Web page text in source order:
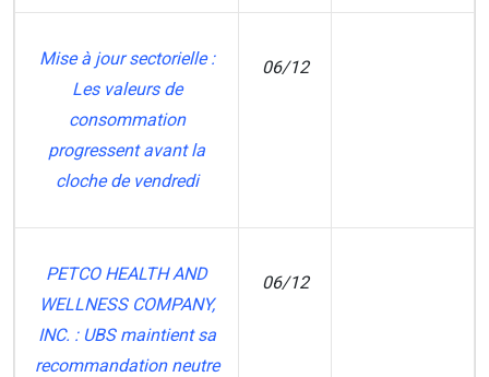
Mise à jour sectorielle :
Les valeurs de
consommation
progressent avant la
cloche de vendredi
06/12
PETCO HEALTH AND
WELLNESS COMPANY,
INC. : UBS maintient sa
recommandation neutre
06/12